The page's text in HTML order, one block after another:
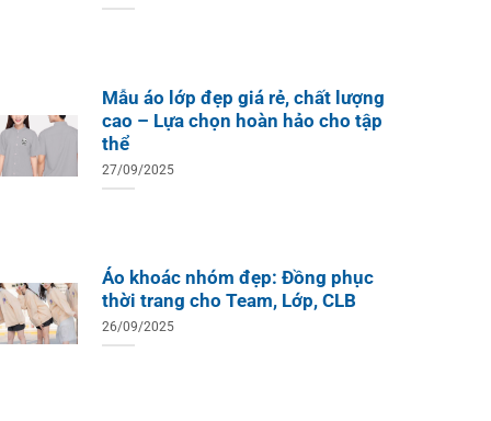
Mẫu áo lớp đẹp giá rẻ, chất lượng
cao – Lựa chọn hoàn hảo cho tập
thể
27/09/2025
Áo khoác nhóm đẹp: Đồng phục
thời trang cho Team, Lớp, CLB
26/09/2025